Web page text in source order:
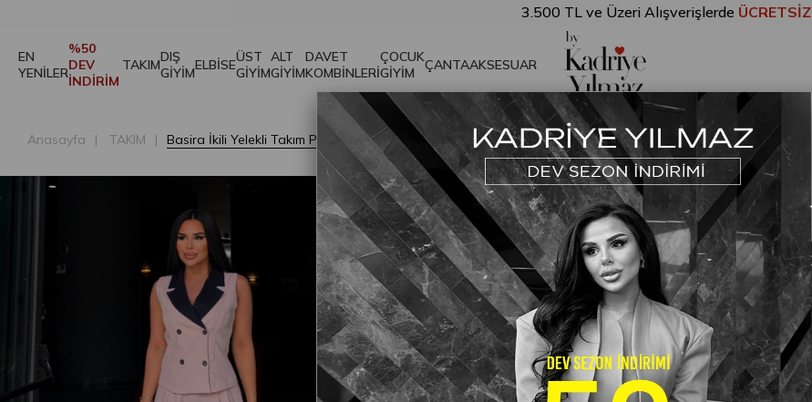
3.500 TL ve Üzeri AlışverişlerdeÜCRETSİZ KARGO!
EN
YENİLER
%50
DEV
İNDİRİM
TAKIMDIŞ
GİYİMELBİSEÜST
GİYİM
ALT
GİYİM
DAVET
KOMBİNLERİ
ÇOCUK
GİYİM
ÇANTAAKSESUAR
Anasayfa TAKIM Basira İkili Yelekli Takım Pembe